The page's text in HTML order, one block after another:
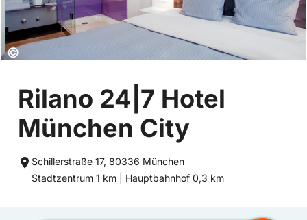
Copyright:
©
Rilano 24|7 Hotel
München City
Schillerstraße 17, 80336 München
Entfernung
Stadtzentrum 1 km | Entfernung
Hauptbahnhof 0,3 km